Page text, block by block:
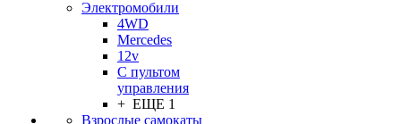
Электромобили
4WD
Mercedes
12v
С пультом
управления
+ ЕЩЕ 1
Взрослые самокаты